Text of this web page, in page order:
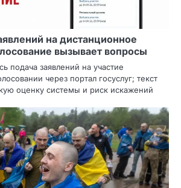
на дистанционное
вызывает вопросы
подача заявлений на участие
через портал госуслуг; текст
оценку системы и риск искажений